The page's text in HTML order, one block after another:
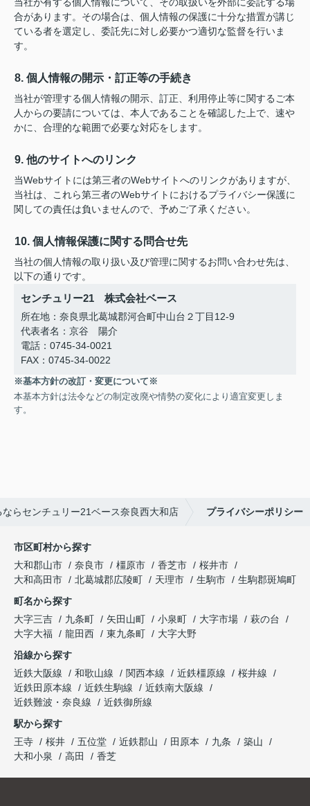
合があります。その場合は、個人情報の保護に十分な措置が講じ
ている者を選定し、委託先に対し必要かつ適切な監督を行いま
す。
8. 個人情報の開示・訂正等の手続き
当社が管理する個人情報の開示、訂正、利用停止等に関するご本
人からの要請については、本人であることを確認した上で、速や
かに、合理的な範囲で必要な対応をします。
9. 他のサイトへのリンク
当Webサイトには第三者のWebサイトへのリンクがありますが、
当社は、これら第三者のWebサイトにおけるプライバシー保護に
関しての責任は負いませんので、予めご了承ください。
10. 個人情報保護に関する問合せ先
当社の個人情報の取り扱い及び管理に関するお問い合わせ先は、
以下の通りです。
センチュリー21 株式会社ベース
所在地：奈良県北葛城郡河合町中山台２丁目12-9
代表者名：京谷 陽介
電話：0745-34-0021
FAX：0745-34-0022
※基本方針の改訂・変更について※
本基本方針は法令などの制定改廃や情勢の変化により適宜変更しま
す。
らセンチュリー21ベース奈良西大和店 プライバシーポリシー
市区町村から探す
大和郡山市
奈良市 橿原市 香芝市
桜井市
大和高田市
北葛城郡広陵町 天理市 生駒市
生駒郡斑鳩町
町名から探す
大字三吉
九条町 矢田山町 小泉町 大字市場
萩の台
大字大福
龍田西 東九条町
大字大野
沿線から探す
近鉄大阪線
和歌山線 関西本線 近鉄橿原線
桜井線
近鉄田原本線
近鉄生駒線
近鉄南大阪線
近鉄難波・奈良線
近鉄御所線
駅から探す
王寺
桜井 五位堂 近鉄郡山 田原本 九条
築山
大和小泉
高田 香芝